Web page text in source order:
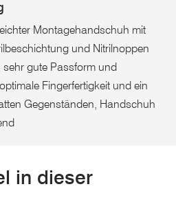
Montagehandschuh mit
und Nitrilnoppen
gute Passform und
Fingerfertigkeit und ein
Gegenständen, Handschuh
in dieser